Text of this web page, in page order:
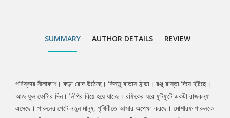
SUMMARY AUTHOR DETAILS REVIEW
Tab
পরিষ্কার নীলাকাশ। কড়া রোদ উঠেছে। কিন্তু বাতাস ঠান্ডা। রঞ্জু রাস্তা দিয়ে হাঁটছে।
আজ ফুল ফোটার দিন। লিপির বিয়ে হয়ে যাচ্ছে। রফিকের ঘরে ফুটফুটে একটা রাজকন্যা
এসেছে। পারুলের পেটে নতুন মানুষ, পৃথিবীতে আসার অপেক্ষা করছে। মোশারফ পারুলকে